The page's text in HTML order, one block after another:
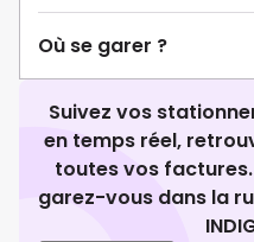
Où se garer ?
Suivez vos
en temps réel,
toutes vos
garez-vous dans la